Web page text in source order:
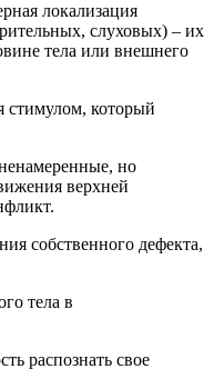
локализация
слуховых) – их
тела или внешнего
стимулом, который
но
верхней
собственного дефекта,
тела в
распознать свое